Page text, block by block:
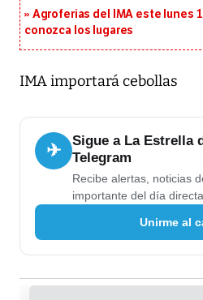
Agroferias del IMA este lunes
conozca los lugares
IMA importará cebollas
✈
Sigue a La Estrella
Telegram
Recibe alertas, noticias
importante del día
Unirme al